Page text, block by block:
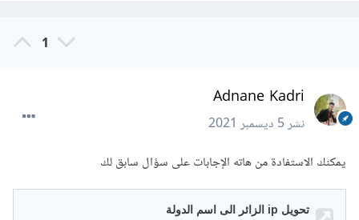
1
Adnane Kadri
نشر5 ديسمبر 2021
يمكنك الاستفادة من هاته الإجابات على سؤال سابق لك